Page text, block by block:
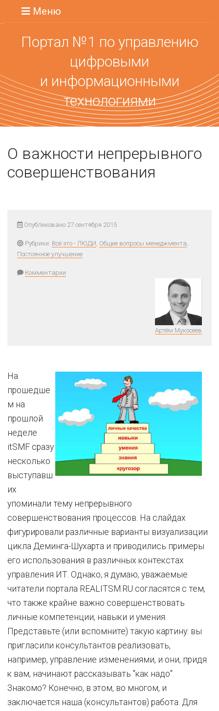
Меню
Портал №1 по управлению
цифровыми
и информационными
технологиями
О важности непрерывного
совершенствования
Опубликовано 27 сентября 2015
Рубрики: Всё это - ЛЮДИ, Общие вопросы менеджмента,
Постоянное улучшение
Комментарии
Артём Мукосеев
На
прошедше
м на
прошлой
неделе
itSMF сразу
несколько
выступавш
их
упоминали тему непрерывного
совершенствования процессов. На слайдах
фигурировали различные варианты визуализации
цикла Деминга-Шухарта и приводились примеры
его использования в различных контекстах
управления ИТ. Однако, я думаю, уважаемые
читатели портала REALITSM.RU согласятся с тем,
что также крайне важно совершенствовать
личные компетенции, навыки и умения.
Представьте (или вспомните) такую картину: вы
пригласили консультантов реализовать,
например, управление изменениями, и они, придя
к вам, начинают рассказывать "как надо".
Знакомо? Конечно, в этом, во многом, и
заключается наша (консультантов) работа. Для